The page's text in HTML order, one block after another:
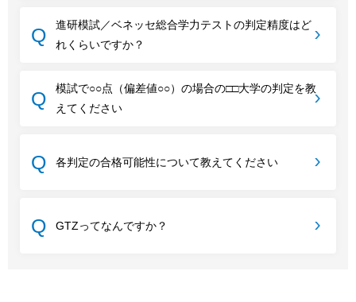
進研模試／ベネッセ総合学力テストの判定精度はど
れくらいですか？
模試で○○点（偏差値○○）の場合の□□大学の判定を教
えてください
各判定の合格可能性について教えてください
GTZってなんですか？